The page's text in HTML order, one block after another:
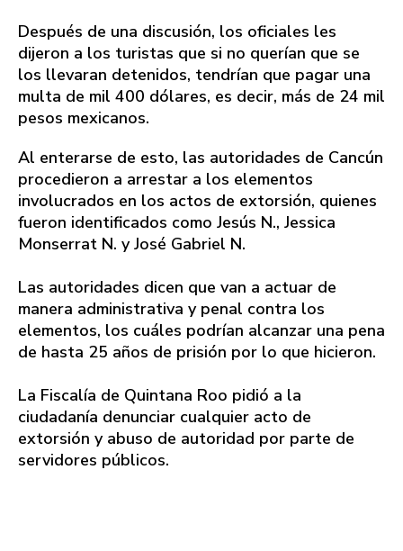
Después de una discusión, los oficiales les
dijeron a los turistas que si no querían que se
los llevaran detenidos, tendrían que pagar una
multa de mil 400 dólares, es decir, más de 24 mil
pesos mexicanos.
Al enterarse de esto, las autoridades de Cancún
procedieron a arrestar a los elementos
involucrados en los actos de extorsión, quienes
fueron identificados como Jesús N., Jessica
Monserrat N. y José Gabriel N.
Las autoridades dicen que van a actuar de
manera administrativa y penal contra los
elementos, los cuáles podrían alcanzar una pena
de hasta 25 años de prisión por lo que hicieron.
La Fiscalía de Quintana Roo pidió a la
ciudadanía denunciar cualquier acto de
extorsión y abuso de autoridad por parte de
servidores públicos.